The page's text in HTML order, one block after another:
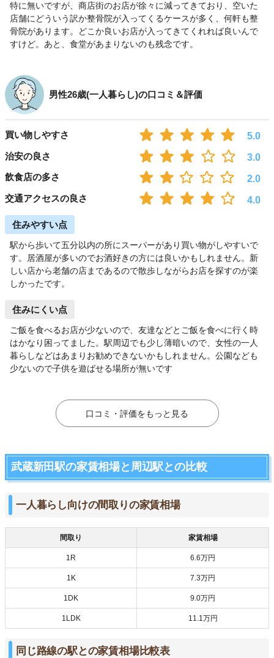
特に無いですが、商店街のお店が徐々に減ってきており、空いた
店舗にどういう訳か整骨院が入ってくるケースが多く、何軒も整
骨院があります。どこか良いお店が入ってきてくれれば良いんで
すけど。あと、食堂があまりないのも残念です。
男性26歳(一人暮らし)の口コミ＆評価
買い物しやすさ
5.0
治安の良さ
3.0
飲食店の多さ
2.0
交通アクセスの良さ
4.0
住みやすい点
駅から歩いて五分以内の所にスーパーがあり買い物がしやすいで
す。居酒屋が多いのでお酒好きの方には良いかもしれません。新
しい店から老舗の店まであるので散歩しながらお店を探すのが楽
しかったです。
住みにくい点
ご飯を食べるお店が少ないので、友達などとご飯を食べに行く時
はかなり困ってました。駅周辺でも少し薄暗いので、女性の一人
暮らしなどはあまりお勧めできないかもしれません。公園なども
少ないので子供を遊ばせる場所が無いです
口コミ・評価をもっと見る
武蔵新田駅の家賃相場と周辺駅との比較
一人暮らし向けの間取りの家賃相場
間取り 家賃相場
1R 6.6万円
1K 7.3万円
1DK 9.0万円
1LDK 11.1万円
同じ路線の駅との家賃相場比較表